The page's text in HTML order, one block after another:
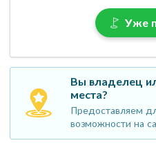
Уже
Вы владелец
места?
Предоставляем
возможности на